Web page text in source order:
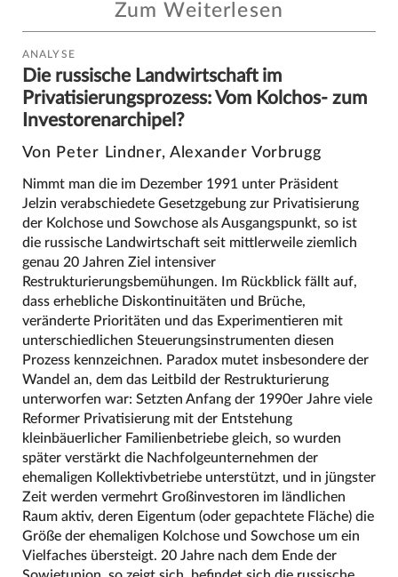
Zum Weiterlesen
ANALYSE
Die russische Landwirtschaft im
Privatisierungsprozess: Vom Kolchos- zum
Investorenarchipel?
Von Peter Lindner, Alexander Vorbrugg
Nimmt man die im Dezember 1991 unter Präsident
Jelzin verabschiedete Gesetzgebung zur Privatisierung
der Kolchose und Sowchose als Ausgangspunkt, so ist
die russische Landwirtschaft seit mittlerweile ziemlich
genau 20 Jahren Ziel intensiver
Restrukturierungsbemühungen. Im Rückblick fällt auf,
dass erhebliche Diskontinuitäten und Brüche,
veränderte Prioritäten und das Experimentieren mit
unterschiedlichen Steuerungsinstrumenten diesen
Prozess kennzeichnen. Paradox mutet insbesondere der
Wandel an, dem das Leitbild der Restrukturierung
unterworfen war: Setzten Anfang der 1990er Jahre viele
Reformer Privatisierung mit der Entstehung
kleinbäuerlicher Familienbetriebe gleich, so wurden
später verstärkt die Nachfolgeunternehmen der
ehemaligen Kollektivbetriebe unterstützt, und in jüngster
Zeit werden vermehrt Großinvestoren im ländlichen
Raum aktiv, deren Eigentum (oder gepachtete Fläche) die
Größe der ehemaligen Kolchose und Sowchose um ein
Vielfaches übersteigt. 20 Jahre nach dem Ende der